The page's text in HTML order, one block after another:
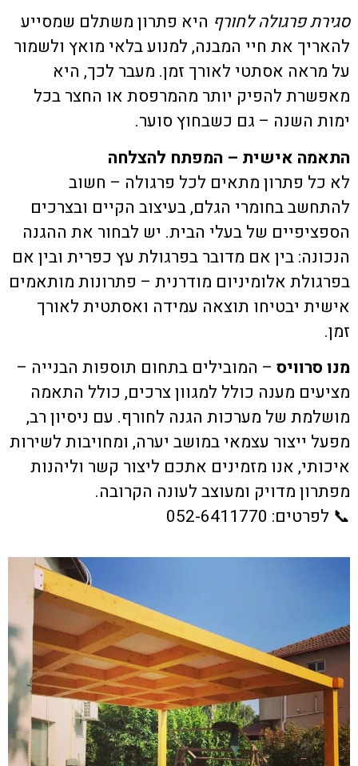
סגירת פרגולה לחורף היא פתרון משתלם שמסייע
להאריך את חיי המבנה, למנוע בלאי מואץ ולשמור
על מראה אסתטי לאורך זמן. מעבר לכך, היא
מאפשרת להפיק יותר מהמרפסת או החצר בכל
ימות השנה – גם כשבחוץ סוער.
התאמה אישית – המפתח להצלחה
לא כל פתרון מתאים לכל פרגולה – חשוב
להתחשב בחומרי הגלם, בעיצוב הקיים ובצרכים
הספציפיים של בעלי הבית. יש לבחור את ההגנה
הנכונה: בין אם מדובר בפרגולת עץ כפרית ובין אם
בפרגולת אלומיניום מודרנית – פתרונות מותאמים
אישית יבטיחו תוצאה עמידה ואסתטית לאורך
זמן.
מנו סרוויס – המובילים בתחום תוספות הבנייה –
מציעים מענה כולל למגוון צרכים, כולל התאמה
מושלמת של מערכות הגנה לחורף. עם ניסיון רב,
מפעל ייצור עצמאי במושב יערה, ומחויבות לשירות
איכותי, אנו מזמינים אתכם ליצור קשר וליהנות
מפתרון מדויק ומעוצב לעונה הקרובה.
📞 לפרטים: 052-6411770